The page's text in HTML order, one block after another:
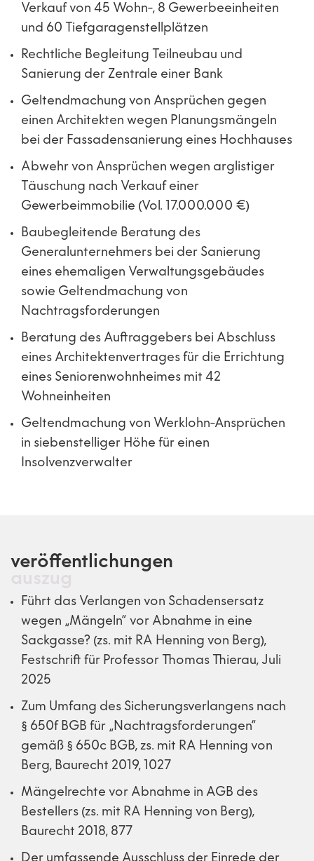
Verkauf von 45 Wohn-, 8 Gewerbeeinheiten
und 60 Tiefgaragenstellplätzen
Rechtliche Begleitung Teilneubau und
Sanierung der Zentrale einer Bank
Geltendmachung von Ansprüchen gegen
einen Architekten wegen Planungsmängeln
bei der Fassadensanierung eines Hochhauses
Abwehr von Ansprüchen wegen arglistiger
Täuschung nach Verkauf einer
Gewerbeimmobilie (Vol. 17.000.000 €)
Baubegleitende Beratung des
Generalunternehmers bei der Sanierung
eines ehemaligen Verwaltungsgebäudes
sowie Geltendmachung von
Nachtragsforderungen
Beratung des Auftraggebers bei Abschluss
eines Architektenvertrages für die Errichtung
eines Seniorenwohnheimes mit 42
Wohneinheiten
Geltendmachung von Werklohn-Ansprüchen
in siebenstelliger Höhe für einen
Insolvenzverwalter
veröffentlichungen
Führt das Verlangen von Schadensersatz
wegen „Mängeln“ vor Abnahme in eine
Sackgasse? (zs. mit RA Henning von Berg),
Festschrift für Professor Thomas Thierau, Juli
2025
Zum Umfang des Sicherungsverlangens nach
§ 650f BGB für „Nachtragsforderungen“
gemäß § 650c BGB, zs. mit RA Henning von
Berg, Baurecht 2019, 1027
Mängelrechte vor Abnahme in AGB des
Bestellers (zs. mit RA Henning von Berg),
Baurecht 2018, 877